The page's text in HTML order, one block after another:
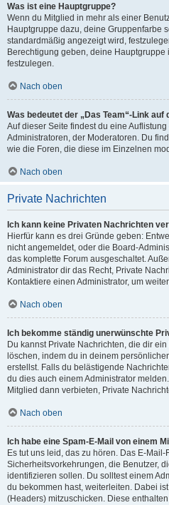
Was ist eine Hauptgruppe?
Wenn du Mitglied in mehr als einer
Hauptgruppe dazu, deine Gruppenfarbe
standardmäßig angezeigt wird,
Berechtigung geben, deine
festzulegen.
Nach oben
Was bedeutet der „Das Team“-Link auf
Auf dieser Seite findest du eine
Administratoren, der Moderatoren. Du
wie die Foren, die diese im Einzelnen
Nach oben
Private Nachrichten
Ich kann keine Privaten Nachrichten
Hierfür kann es drei Gründe geben:
nicht angemeldet, oder die Board-
das komplette Forum ausgeschaltet.
Administrator dir das Recht, Private
Kontaktiere einen Administrator, um
Nach oben
Ich bekomme ständig unerwünschte
Du kannst Private Nachrichten, die dir
löschen, indem du in deinem
erstellst. Falls du belästigende
du dies auch einem Administrator
Mitglied dann verbieten, Private
Nach oben
Ich habe eine Spam-E-Mail von einem
Es tut uns leid, das zu hören. Das E-
Sicherheitsvorkehrungen, die Benutzer,
identifizieren sollen. Du solltest einem
du bekommen hast, weiterleiten. Dabei
(Headers) mitzuschicken. Diese